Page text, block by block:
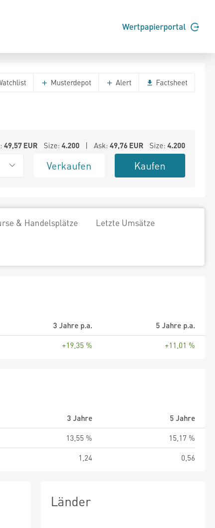
Wertpapierportal
Musterdepot Alert Factsheet
49,57EUR Size: 4.200| Ask: 49,76EUR Size: 4.200
Verkaufen Kaufen
& Handelsplätze Letzte Umsätze
3 Jahre p.a.
5 Jahre p.a.
+19,35 % +11,01 %
3 Jahre
5 Jahre
13,55 %
15,17 %
1,24 0,56
Länder